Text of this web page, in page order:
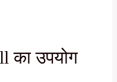
का उपयोग